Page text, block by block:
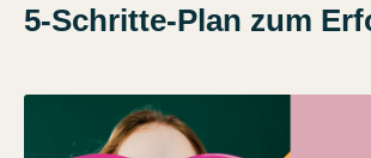
5-Schritte-Plan zum